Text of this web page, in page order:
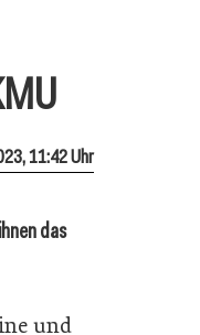
11:42 Uhr
das
und